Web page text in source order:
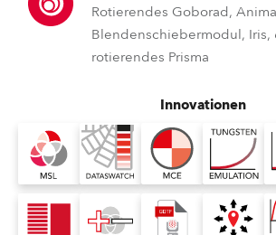
Rotierendes Goborad,
Blendenschiebermodul, Iris,
rotierendes Prisma
Innovationen